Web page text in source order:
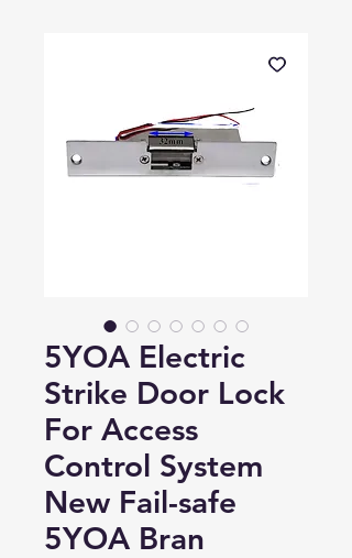
5YOA Electric
Strike Door Lock
For Access
Control System
New Fail-safe
5YOA Bran